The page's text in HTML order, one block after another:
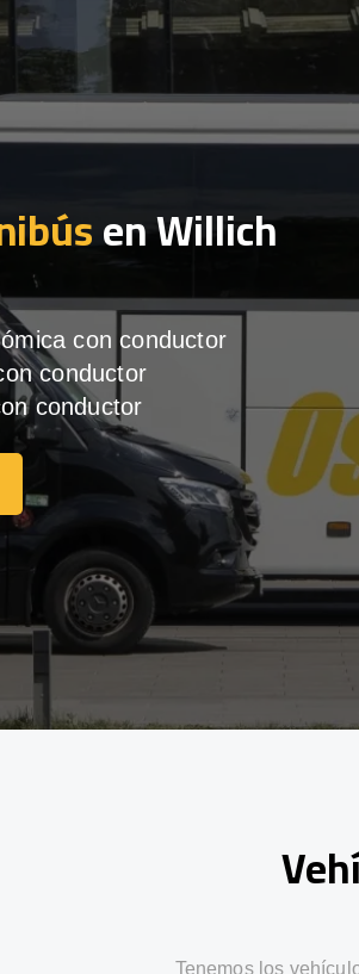
en Willich
con conductor
conductor
conductor
Tenemos los